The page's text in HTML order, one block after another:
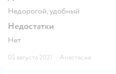
Недорогой, удобный
Недостатки
Нет
05 августа 2021 · Анастасия